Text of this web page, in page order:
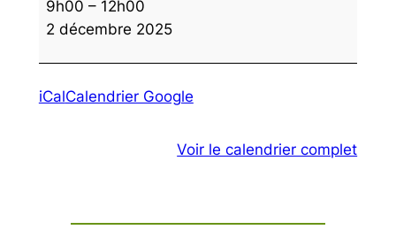
Plantaire
9h00 – 12h00
2 décembre 2025
iCalCalendrier Google
Voir le calendrier complet